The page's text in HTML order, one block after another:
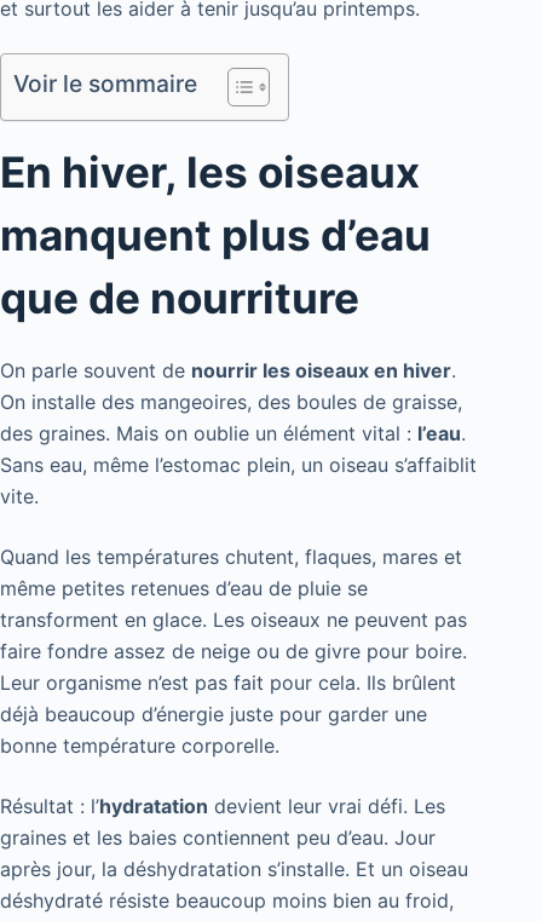
et surtout les aider à tenir jusqu’au printemps.
Voir le sommaire
En hiver, les oiseaux
manquent plus d’eau
que de nourriture
On parle souvent de nourrir les oiseaux en hiver.
On installe des mangeoires, des boules de graisse,
des graines. Mais on oublie un élément vital : l’eau.
Sans eau, même l’estomac plein, un oiseau s’affaiblit
vite.
Quand les températures chutent, flaques, mares et
même petites retenues d’eau de pluie se
transforment en glace. Les oiseaux ne peuvent pas
faire fondre assez de neige ou de givre pour boire.
Leur organisme n’est pas fait pour cela. Ils brûlent
déjà beaucoup d’énergie juste pour garder une
bonne température corporelle.
Résultat : l’hydratation devient leur vrai défi. Les
graines et les baies contiennent peu d’eau. Jour
après jour, la déshydratation s’installe. Et un oiseau
déshydraté résiste beaucoup moins bien au froid,